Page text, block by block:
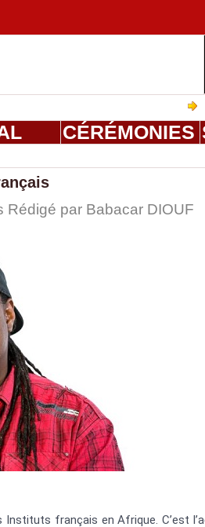
CÉRÉMONIES
Rédigé par Babacar DIOUF
Instituts français en Afrique. C’est